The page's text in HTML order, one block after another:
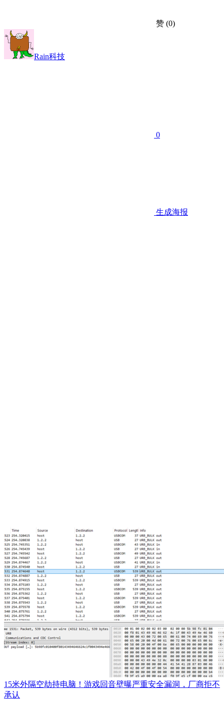
赞 (0)
Rain科技
0
生成海报
15米外隔空劫持电脑！游戏回音壁曝严重安全漏洞，厂商拒不
承认